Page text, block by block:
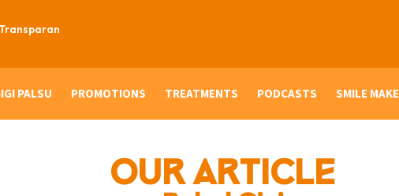
PALSU PROMOTIONS TREATMENTS PODCASTS SMILE
OUR ARTICLE